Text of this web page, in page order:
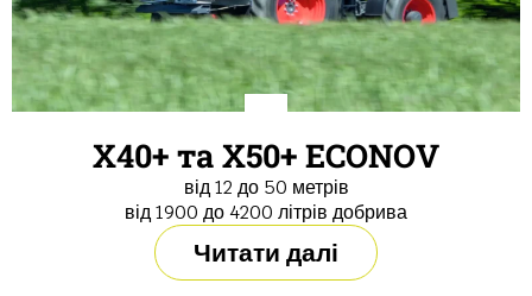
X40+ та X50+ ECONOV
від 12 до 50 метрів
від 1900 до 4200 літрів добрива
Читати далі